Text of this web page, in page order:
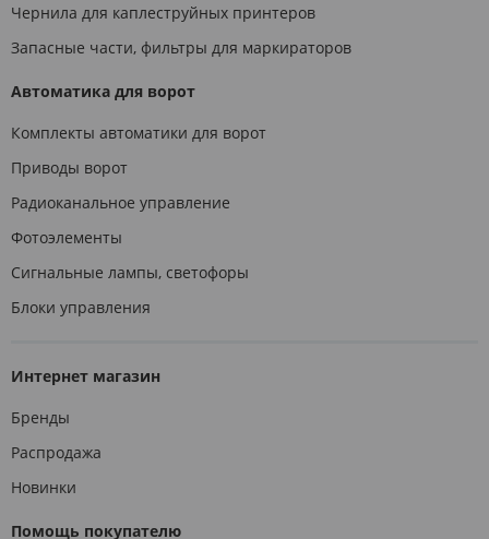
Чернила для каплеструйных принтеров
Запасные части, фильтры для маркираторов
Автоматика для ворот
Комплекты автоматики для ворот
Приводы ворот
Радиоканальное управление
Фотоэлементы
Сигнальные лампы, светофоры
Блоки управления
Интернет магазин
Бренды
Распродажа
Новинки
Помощь покупателю